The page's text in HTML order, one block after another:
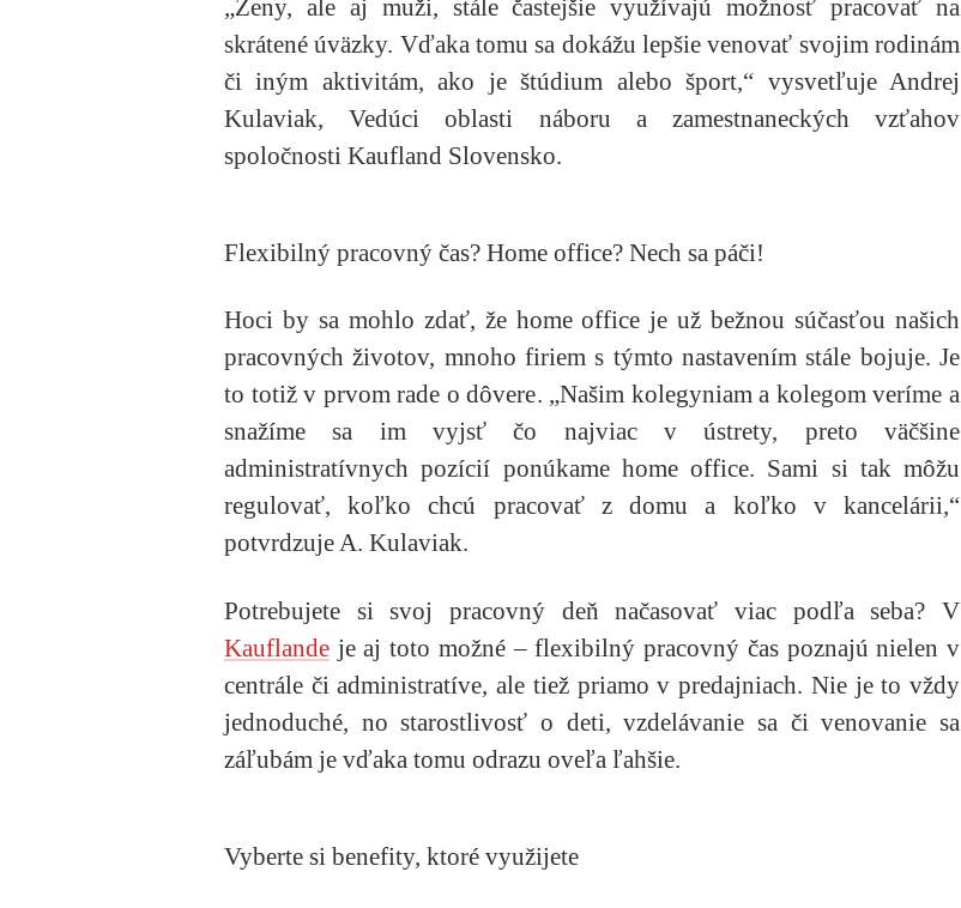
„Ženy, ale aj muži, stále častejšie využívajú možnosť pracovať na
skrátené úväzky. Vďaka tomu sa dokážu lepšie venovať svojim rodinám
či iným aktivitám, ako je štúdium alebo šport,“ vysvetľuje Andrej
Kulaviak, Vedúci oblasti náboru a zamestnaneckých vzťahov
spoločnosti Kaufland Slovensko.
Flexibilný pracovný čas? Home office? Nech sa páči!
Hoci by sa mohlo zdať, že home office je už bežnou súčasťou našich
pracovných životov, mnoho firiem s týmto nastavením stále bojuje. Je
to totiž v prvom rade o dôvere. „Našim kolegyniam a kolegom veríme a
snažíme sa im vyjsť čo najviac v ústrety, preto väčšine
administratívnych pozícií ponúkame home office. Sami si tak môžu
regulovať, koľko chcú pracovať z domu a koľko v kancelárii,“
potvrdzuje A. Kulaviak.
Potrebujete si svoj pracovný deň načasovať viac podľa seba? V
Kauflande je aj toto možné – flexibilný pracovný čas poznajú nielen v
centrále či administratíve, ale tiež priamo v predajniach. Nie je to vždy
jednoduché, no starostlivosť o deti, vzdelávanie sa či venovanie sa
záľubám je vďaka tomu odrazu oveľa ľahšie.
Vyberte si benefity, ktoré využijete